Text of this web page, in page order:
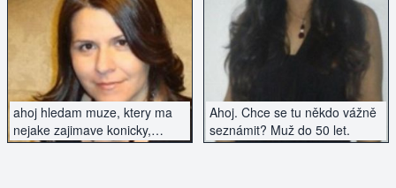
ahoj hledam muze, ktery ma
nejake zajimave konicky,
zadne pivo a koureni prosim
ZOBRAZIT INZERÁT
Ahoj. Chce se tu někdo vážně
seznámit? Muž do 50 let.
ZOBRAZIT INZERÁT